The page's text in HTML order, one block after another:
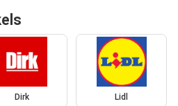
Dirk Lidl